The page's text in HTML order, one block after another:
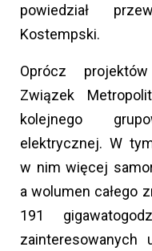
powiedział
Kostempski.
Oprócz
Związek
kolejnego
elektrycznej. W
w nim więcej
a wolumen całego
191
zainteresowanych